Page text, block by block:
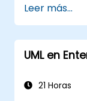
Diseñar
sistema.
Leer más...
UML en
21 Horas